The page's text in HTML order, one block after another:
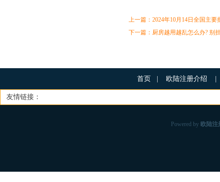
上一篇： 2024年10月14日全国主
下一篇： 厨房越用越乱怎么办? 别
首页 | 欧陆注册介绍 |
友情链接：
Powered by 欧陆注